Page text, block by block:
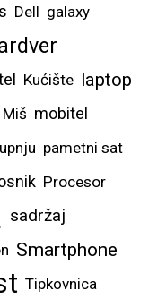
Dell galaxy
Kućište laptop
Miš mobitel
pametni sat
Procesor
sadržaj
Smartphone
Tipkovnica